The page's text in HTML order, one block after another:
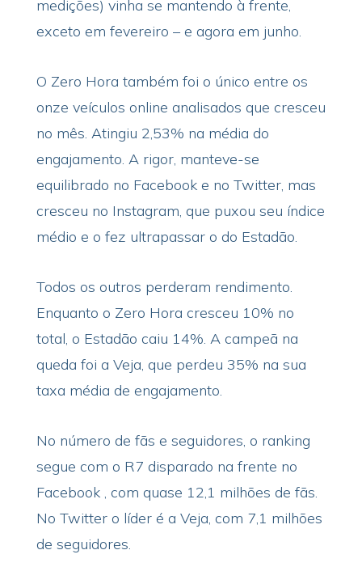
medições) vinha se mantendo à frente,
exceto em fevereiro – e agora em junho.
O Zero Hora também foi o único entre os
onze veículos online analisados que cresceu
no mês. Atingiu 2,53% na média do
engajamento. A rigor, manteve-se
equilibrado no Facebook e no Twitter, mas
cresceu no Instagram, que puxou seu índice
médio e o fez ultrapassar o do Estadão.
Todos os outros perderam rendimento.
Enquanto o Zero Hora cresceu 10% no
total, o Estadão caiu 14%. A campeã na
queda foi a Veja, que perdeu 35% na sua
taxa média de engajamento.
No número de fãs e seguidores, o ranking
segue com o R7 disparado na frente no
Facebook , com quase 12,1 milhões de fãs.
No Twitter o líder é a Veja, com 7,1 milhões
de seguidores.